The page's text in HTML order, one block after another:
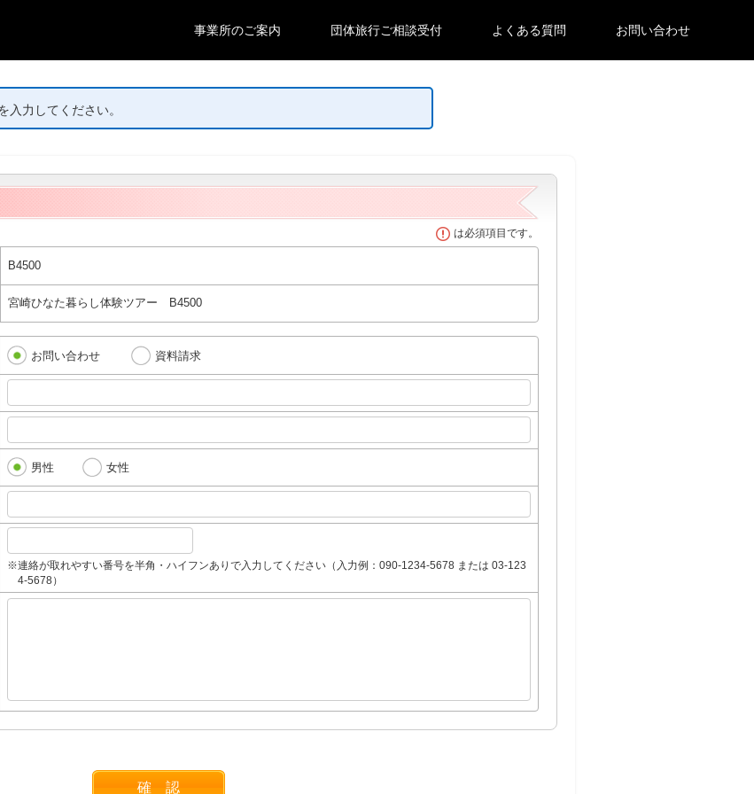
事業所のご案内 団体旅行ご相談受付 よくある質問 お問い合わせ
入力してください。
は必須項目です。
B4500
宮崎ひなた暮らし体験ツアー B4500
お問い合わせ 資料請求
男性 女性
※連絡が取れやすい番号を半角・ハイフンありで入力してください（入力例：090-1234-5678 または 03-123
4-5678）
確 認